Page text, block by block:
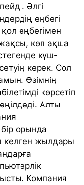
Әлгі
еңбегі
еңбегімен
көп ақша
күш-
керек. Сол
Өзімнің
көрсетіп
Алты
орында
келген жылдары
Компания